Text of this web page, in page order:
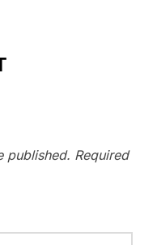
published. Required